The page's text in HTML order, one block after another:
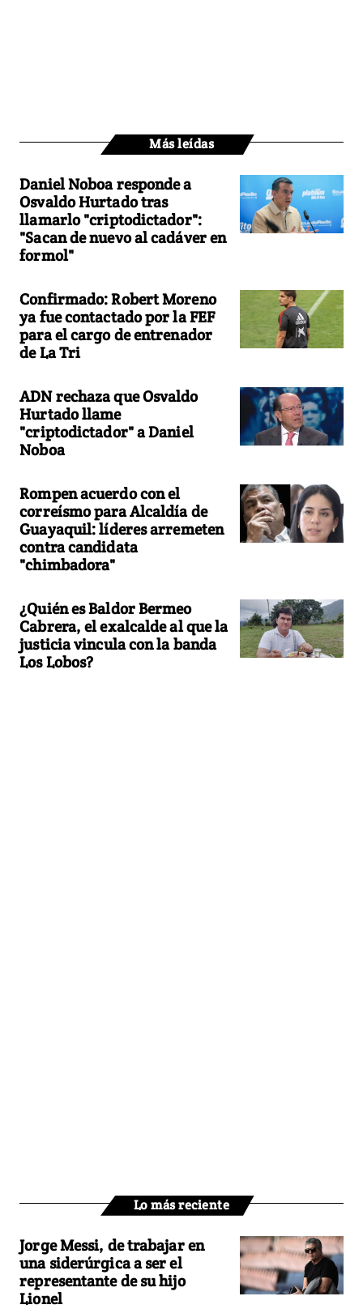
Más leídas
Daniel Noboa responde a
Osvaldo Hurtado tras
llamarlo "criptodictador":
"Sacan de nuevo al cadáver en
formol"
Confirmado: Robert Moreno
ya fue contactado por la FEF
para el cargo de entrenador
de La Tri
ADN rechaza que Osvaldo
Hurtado llame
"criptodictador" a Daniel
Noboa
Rompen acuerdo con el
correísmo para Alcaldía de
Guayaquil: líderes arremeten
contra candidata
"chimbadora"
¿Quién es Baldor Bermeo
Cabrera, el exalcalde al que la
justicia vincula con la banda
Los Lobos?
Lo más reciente
Jorge Messi, de trabajar en
una siderúrgica a ser el
representante de su hijo
Lionel